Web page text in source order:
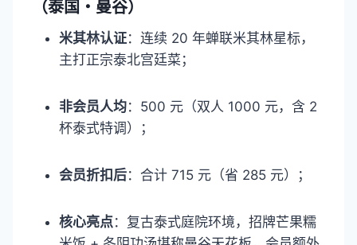
（泰国・曼谷）​
米其林认证：连续 20 年蝉联米其林星标，
主打正宗泰北宫廷菜；​
非会员人均：500 元（双人 1000 元，含 2
杯泰式特调）；​
会员折扣后：合计 715 元（省 285 元）；​
核心亮点：复古泰式庭院环境，招牌芒果糯